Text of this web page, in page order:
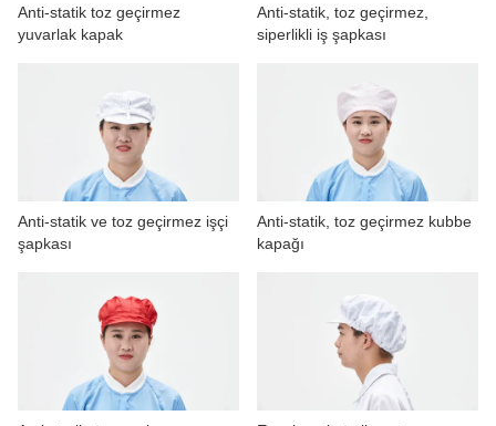
Anti-statik toz geçirmez
yuvarlak kapak
Anti-statik, toz geçirmez,
siperlikli iş şapkası
Anti-statik ve toz geçirmez işçi
şapkası
Anti-statik, toz geçirmez kubbe
kapağı